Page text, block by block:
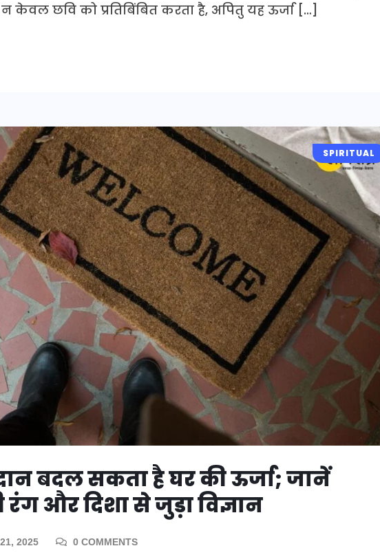
केवल छवि को प्रतिबिंबित करता है, अपितु यह ऊर्जा […]
SPIRITUAL
बदल सकता है घर की ऊर्जा; जानें
और दिशा से जुड़ा विज्ञान
2025 0 COMMENTS